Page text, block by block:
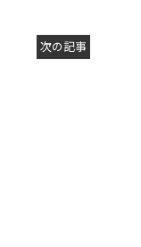
次の記事